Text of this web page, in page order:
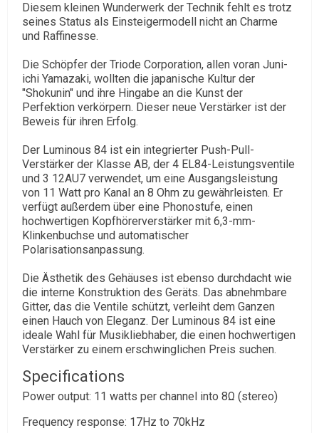
Diesem kleinen Wunderwerk der Technik fehlt es trotz
seines Status als Einsteigermodell nicht an Charme
und Raffinesse.
Die Schöpfer der Triode Corporation, allen voran Juni-
ichi Yamazaki, wollten die japanische Kultur der
"Shokunin" und ihre Hingabe an die Kunst der
Perfektion verkörpern. Dieser neue Verstärker ist der
Beweis für ihren Erfolg.
Der Luminous 84 ist ein integrierter Push-Pull-
Verstärker der Klasse AB, der 4 EL84-Leistungsventile
und 3 12AU7 verwendet, um eine Ausgangsleistung
von 11 Watt pro Kanal an 8 Ohm zu gewährleisten. Er
verfügt außerdem über eine Phonostufe, einen
hochwertigen Kopfhörerverstärker mit 6,3-mm-
Klinkenbuchse und automatischer
Polarisationsanpassung.
Die Ästhetik des Gehäuses ist ebenso durchdacht wie
die interne Konstruktion des Geräts. Das abnehmbare
Gitter, das die Ventile schützt, verleiht dem Ganzen
einen Hauch von Eleganz. Der Luminous 84 ist eine
ideale Wahl für Musikliebhaber, die einen hochwertigen
Verstärker zu einem erschwinglichen Preis suchen.
Specifications
Power output: 11 watts per channel into 8Ω (stereo)
Frequency response: 17Hz to 70kHz